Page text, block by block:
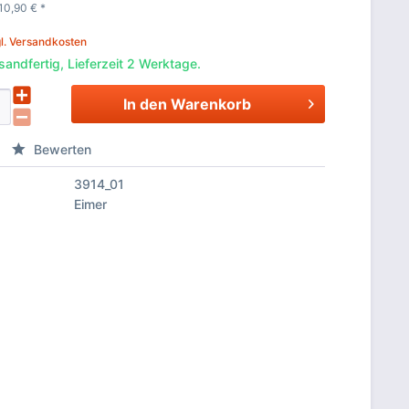
€ *
Versandkosten
Lieferzeit 2 Werktage.
In den Warenkorb
Bewerten
3914_01
Eimer